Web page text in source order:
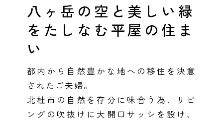
感謝訪問・長期保証
直営工事
1メーターモジュール
冷暖房標準装備
24時間対応コールセンター
理想の木材「檜」
平屋の家
外観・インテリア集
WEB住宅展示場
暮らし方提案
住まいのコラム
選ばれる理由
リフォームの流れ
賃貸併用住宅のメリット
安心のサポートシステム
展示場案内
分譲住宅・土地
分譲マンション
ワザックとは
高い信頼性
会社情報
会社情報 トップ
お問い合わせ
八ヶ岳の空と美しい緑
をたしなむ平屋の住ま
い
都内から自然豊かな地への移住を決意
されたご夫婦。
北杜市の自然を存分に味合う為、リビ
ングの吹抜けに大開口サッシを設け、